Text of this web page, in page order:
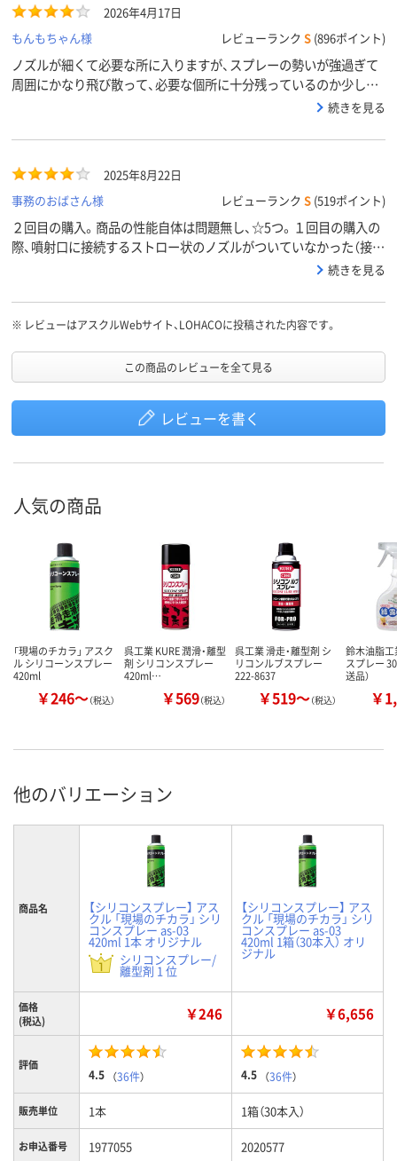
2026年4月17日
もんもちゃん様
レビューランク S (896ポイント)
ノズルが細くて必要な所に入りますが、スプレーの勢いが強過ぎて
周囲にかなり飛び散って、必要な個所に十分残っているのか少し不
続きを見る
2025年8月22日
事務のおばさん様
レビューランク S (519ポイント)
２回目の購入。商品の性能自体は問題無し、☆5つ。１回目の購入の
際、噴射口に接続するストロー状のノズルがついていなかった（接続
するテープも無い）。他の製品と比べ値段がかなり安かったので、も
ズルが添付されていた。そのため☆を減らしました。購入された方
は、ご注意ください。
続きを見る
※ レビューはアスクルWebサイト、LOHACOに投稿された内容です。
この商品のレビューを全て見る
レビューを書く
人気の商品
「現場のチカラ」 アスク
ル シリコーンスプレー
420ml
￥246～（税込）
呉工業 KURE 潤滑・離型
剤 シリコンスプレー
420ml…
￥569（税込）
呉工業 滑走・離型剤 シ
リコンルブスプレー
222-8637
￥519～（税込）
鈴木油脂
スプレー
送品）
￥
他のバリエーション
商品名 【シリコンスプレー】 アス
クル 「現場のチカラ」 シリ
コンスプレー as-03
420ml 1本 オリジナル
シリコンスプレー/
離型剤 1 位
【シリコンスプレー】 アス
クル 「現場のチカラ」 シリ
コンスプレー as-03
420ml 1箱（30本入） オリ
ジナル
価格
(税込)
￥246 ￥6,656
評価
4.5 （36件） 4.5 （36件）
販売単位 1本 1箱（30本入）
お申込番号 1977055 2020577